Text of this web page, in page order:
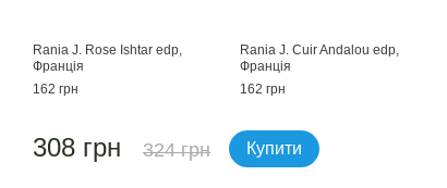
Rania J. Rose Ishtar edp,
Франція
162 грн
Rania J. Cuir Andalou edp,
Франція
162 грн
308 грн 324 грн Купити